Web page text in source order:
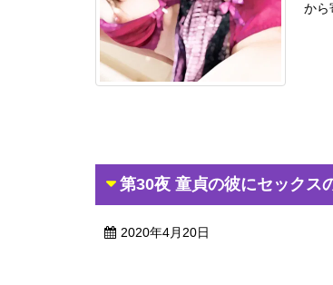
から
第30夜 童貞の彼にセックス
2020年4月20日